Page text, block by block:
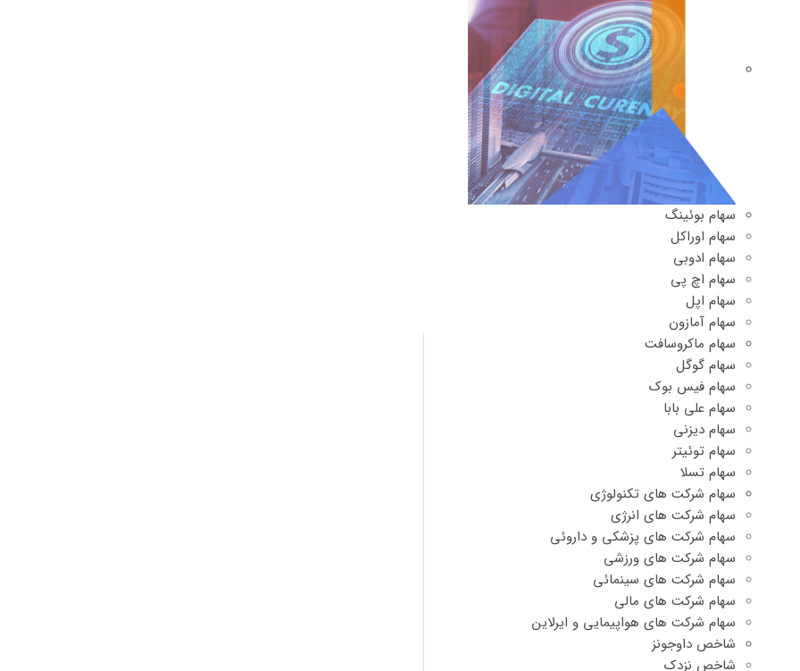
سهام بوئینگ
سهام اوراکل
سهام ادوبی
سهام اچ پی
سهام اپل
سهام آمازون
سهام ماکروسافت
سهام گوگل
سهام فیس بوک
سهام علی بابا
سهام دیزنی
سهام توئیتر
سهام تسلا
سهام شرکت های تکنولوژی
سهام شرکت های انرژی
سهام شرکت های پزشکی و داروئی
سهام شرکت های ورزشی
سهام شرکت های سینمائی
سهام شرکت های مالی
سهام شرکت های هواپیمایی و ایرلاین
شاخص داوجونز
شاخص نزدک